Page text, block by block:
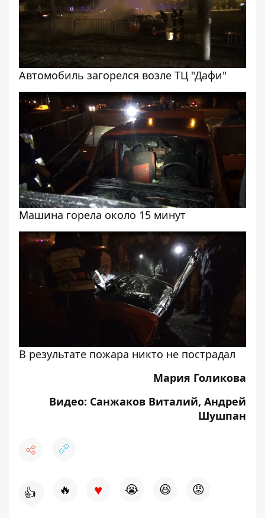
Автомобиль загорелся возле ТЦ "Дафи"
Машина горела около 15 минут
В результате пожара никто не пострадал
Мария Голикова
Видео: Санжаков Виталий, Андрей
Шушпан
👍 🔥 ♥ 😭 😆 😡